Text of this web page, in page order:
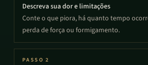
Descreva sua dor e limitações
Conte o que piora, há quanto tempo
perda de força ou formigamento.
PASSO2